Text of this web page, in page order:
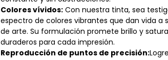
Colores vívidos: Con nuestra tinta, sea
espectro de colores vibrantes que dan vida a
de arte. Su formulación promete brillo y
duraderos para cada impresión.
Reproducción de puntos de precisión:Logre